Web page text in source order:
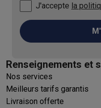
J'accepte la
Renseignements et
Nos services
Meilleurs tarifs garantis
Livraison offerte